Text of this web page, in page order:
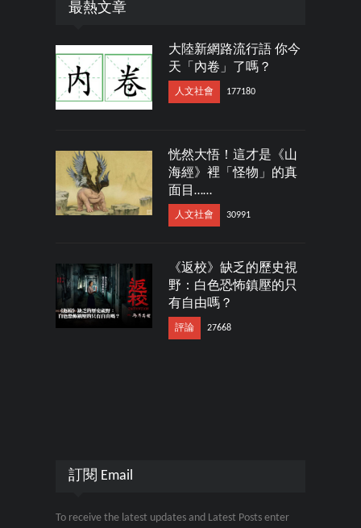
最熱文章
大陸新網路流行語 你今
天「內卷」了嗎？
人文社會 177180
恍然大悟！這才是《山
海經》裡「怪物」的真
面目……
人文社會 30991
《返校》缺乏的歷史視
野：白色恐怖鎮壓的只
有自由嗎？
評論 27668
訂閱 Email
To receive the latest updates and Latest Posts enter